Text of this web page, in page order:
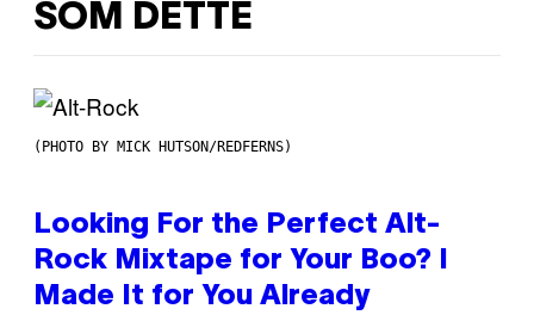
SOM DETTE
(PHOTO BY MICK HUTSON/REDFERNS)
Looking For the Perfect Alt-
Rock Mixtape for Your Boo? I
Made It for You Already